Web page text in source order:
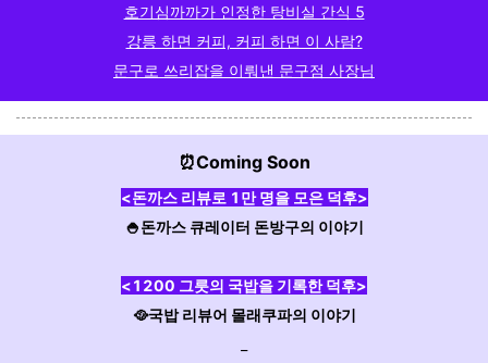
호기심까까가 인정한 탕비실 간식 5
강릉 하면 커피, 커피 하면 이 사람?
문구로 쓰리잡을 이뤄낸 문구점 사장님
⏰Coming Soon
<돈까스 리뷰로 1만 명을 모은 덕후>
🍚돈까스 큐레이터 돈방구의 이야기
<1200 그릇의 국밥을 기록한 덕후>
🥘국밥 리뷰어 몰래쿠파의 이야기